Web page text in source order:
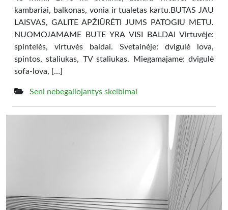
kambariai, balkonas, vonia ir tualetas kartu.BUTAS JAU
LAISVAS, GALITE APŽIŪRĖTI JUMS PATOGIU METU.
NUOMOJAMAME BUTE YRA VISI BALDAI Virtuvėje:
spintelės, virtuvės baldai. Svetainėje: dvigulė lova,
spintos, staliukas, TV staliukas. Miegamajame: dvigulė
sofa-lova, […]
Seni nebegaliojantys skelbimai